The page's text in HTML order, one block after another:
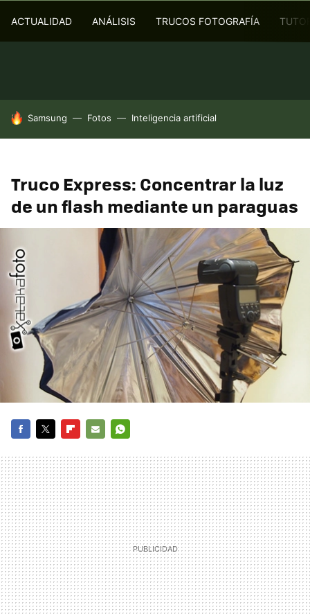
ACTUALIDAD ANÁLISIS TRUCOS FOTOGRAFÍA
HOY SE HABLA DE
Samsung Fotos Inteligencia artificial
Truco Express: Concentrar la luz
de un flash mediante un paraguas
MAIL